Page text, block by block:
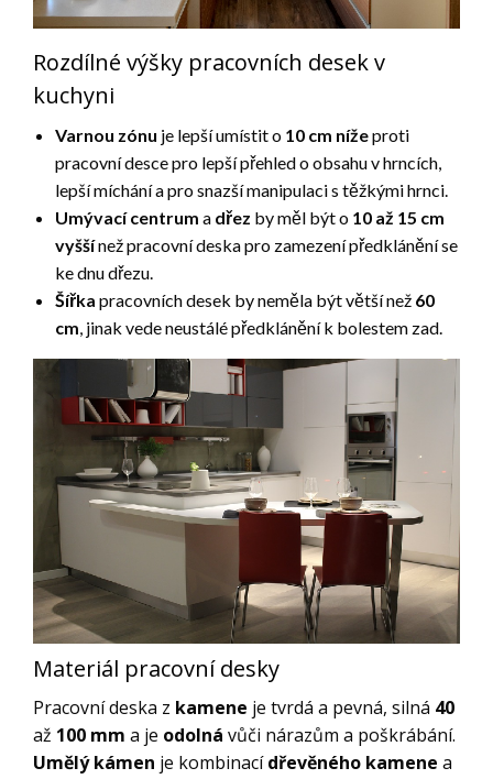
Rozdílné výšky pracovních desek v
kuchyni
Varnou zónu je lepší umístit o 10 cm nížeproti
pracovní desce pro lepší přehled o obsahu v hrncích,
lepší míchání a pro snazší manipulaci s těžkými hrnci.
Umývací centrum a dřez by měl být o 10 až 15 cm
vyššínež pracovní deska pro zamezení předklánění se
ke dnu dřezu.
Šířka pracovních desek by neměla být větší než 60
cm, jinak vede neustálé předklánění k bolestem zad.
Materiál pracovní desky
Pracovní deska z kamene je tvrdá a pevná, silná 40
až 100 mm a je odolná vůči nárazům a poškrábání.
Umělý kámen je kombinacídřevěného kamene a